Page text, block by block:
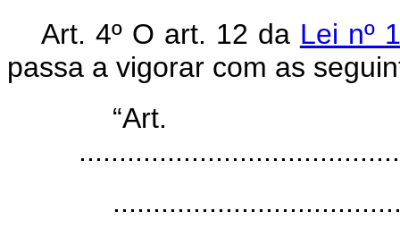
Art. 4º O art. 12 da Lei nº
passa a vigorar com as